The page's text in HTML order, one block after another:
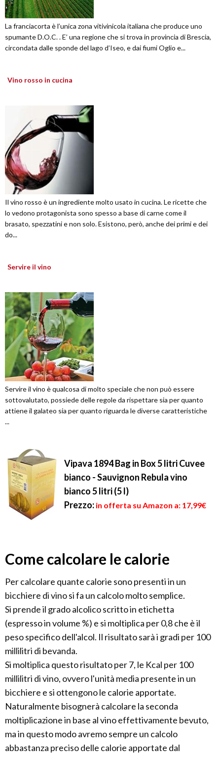
La franciacorta è l’unica zona vitivinicola italiana che produce uno
spumante D.O.C. . E’ una regione che si trova in provincia di Brescia,
circondata dalle sponde del lago d’Iseo, e dai fiumi Oglio e...
Vino rosso in cucina
Il vino rosso è un ingrediente molto usato in cucina. Le ricette che
lo vedono protagonista sono spesso a base di carne come il
brasato, spezzatini e non solo. Esistono, però, anche dei primi e dei
do...
Servire il vino
Servire il vino è qualcosa di molto speciale che non può essere
sottovalutato, possiede delle regole da rispettare sia per quanto
attiene il galateo sia per quanto riguarda le diverse caratteristiche
...
Vipava 1894 Bag in Box 5 litri Cuvee
bianco - Sauvignon Rebula vino
bianco 5 litri (5 l)
Prezzo: in offerta su Amazon a: 17,99€
Come calcolare le calorie
Per calcolare quante calorie sono presenti in un
bicchiere di vino si fa un calcolo molto semplice.
Si prende il grado alcolico scritto in etichetta
(espresso in volume %) e si moltiplica per 0,8 che è il
peso specifico dell'alcol. Il risultato sarà i gradi per 100
millilitri di bevanda.
Si moltiplica questo risultato per 7, le Kcal per 100
millilitri di vino, ovvero l'unità media presente in un
bicchiere e si ottengono le calorie apportate.
Naturalmente bisognerà calcolare la seconda
moltiplicazione in base al vino effettivamente bevuto,
ma in questo modo avremo sempre un calcolo
abbastanza preciso delle calorie apportate dal